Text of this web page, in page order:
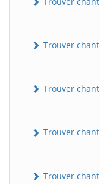
Trouver
Trouver
Trouver
Trouver